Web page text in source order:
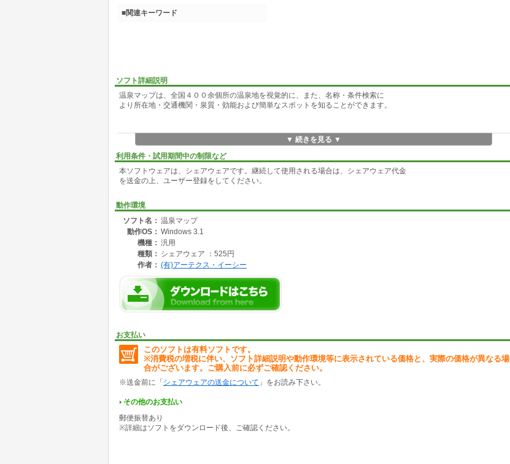
ソフト詳細説明
温泉マップは、全国４００余個所の温泉地を視覚的に、また、名称・条件検索に
より所在地・交通機関・泉質・効能および簡単なスポットを知ることができます。
▼ 続きを見る ▼
利用条件・試用期間中の制限など
本ソフトウェアは、シェアウェアです。継続して使用される場合は、シェアウェア代金
を送金の上、ユーザー登録をしてください。
動作環境
ソフト名： 温泉マップ
動作OS： Windows 3.1
機種： 汎用
種類： シェアウェア ：525円
作者： (有)アーテクス・イーシー
お支払い
このソフトは有料ソフトです。
※消費税の増税に伴い、ソフト詳細説明や動作環境等に表示されている価格と、実際の価格が異なる場
合がございます。ご購入前に必ずご確認ください。
※送金前に「 シェアウェアの送金について 」をお読み下さい。
その他のお支払い
郵便振替あり
※詳細はソフトをダウンロード後、ご確認ください。
■関連キーワード